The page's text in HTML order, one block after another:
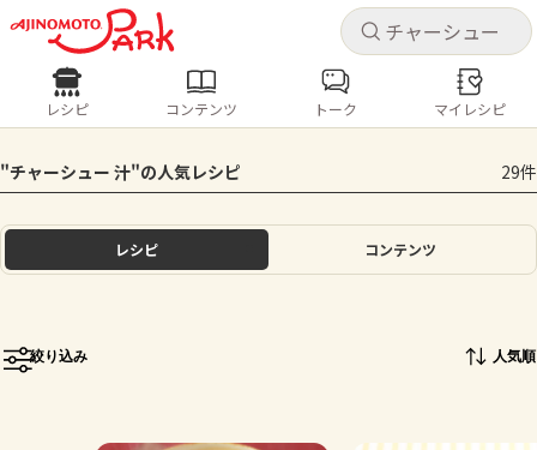
キャ
ログインするとレシピを保存できます
ログイン
ホーム
キャ
レシピ コンテンツ
人気の食材・レシピ
きゅうり なす トマト とうもろこし
ピーマン
レシピ コンテンツ トーク マイレシピ
"チャーシュー 汁"の人気レシピ 29件
レシピ コンテンツ
絞り込み 人気順